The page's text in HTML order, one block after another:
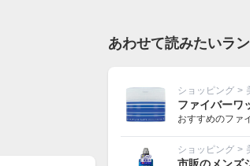
あわせて読みたいラ
ショッピング >
ファイバーワ
おすすめのファ
ショッピング >